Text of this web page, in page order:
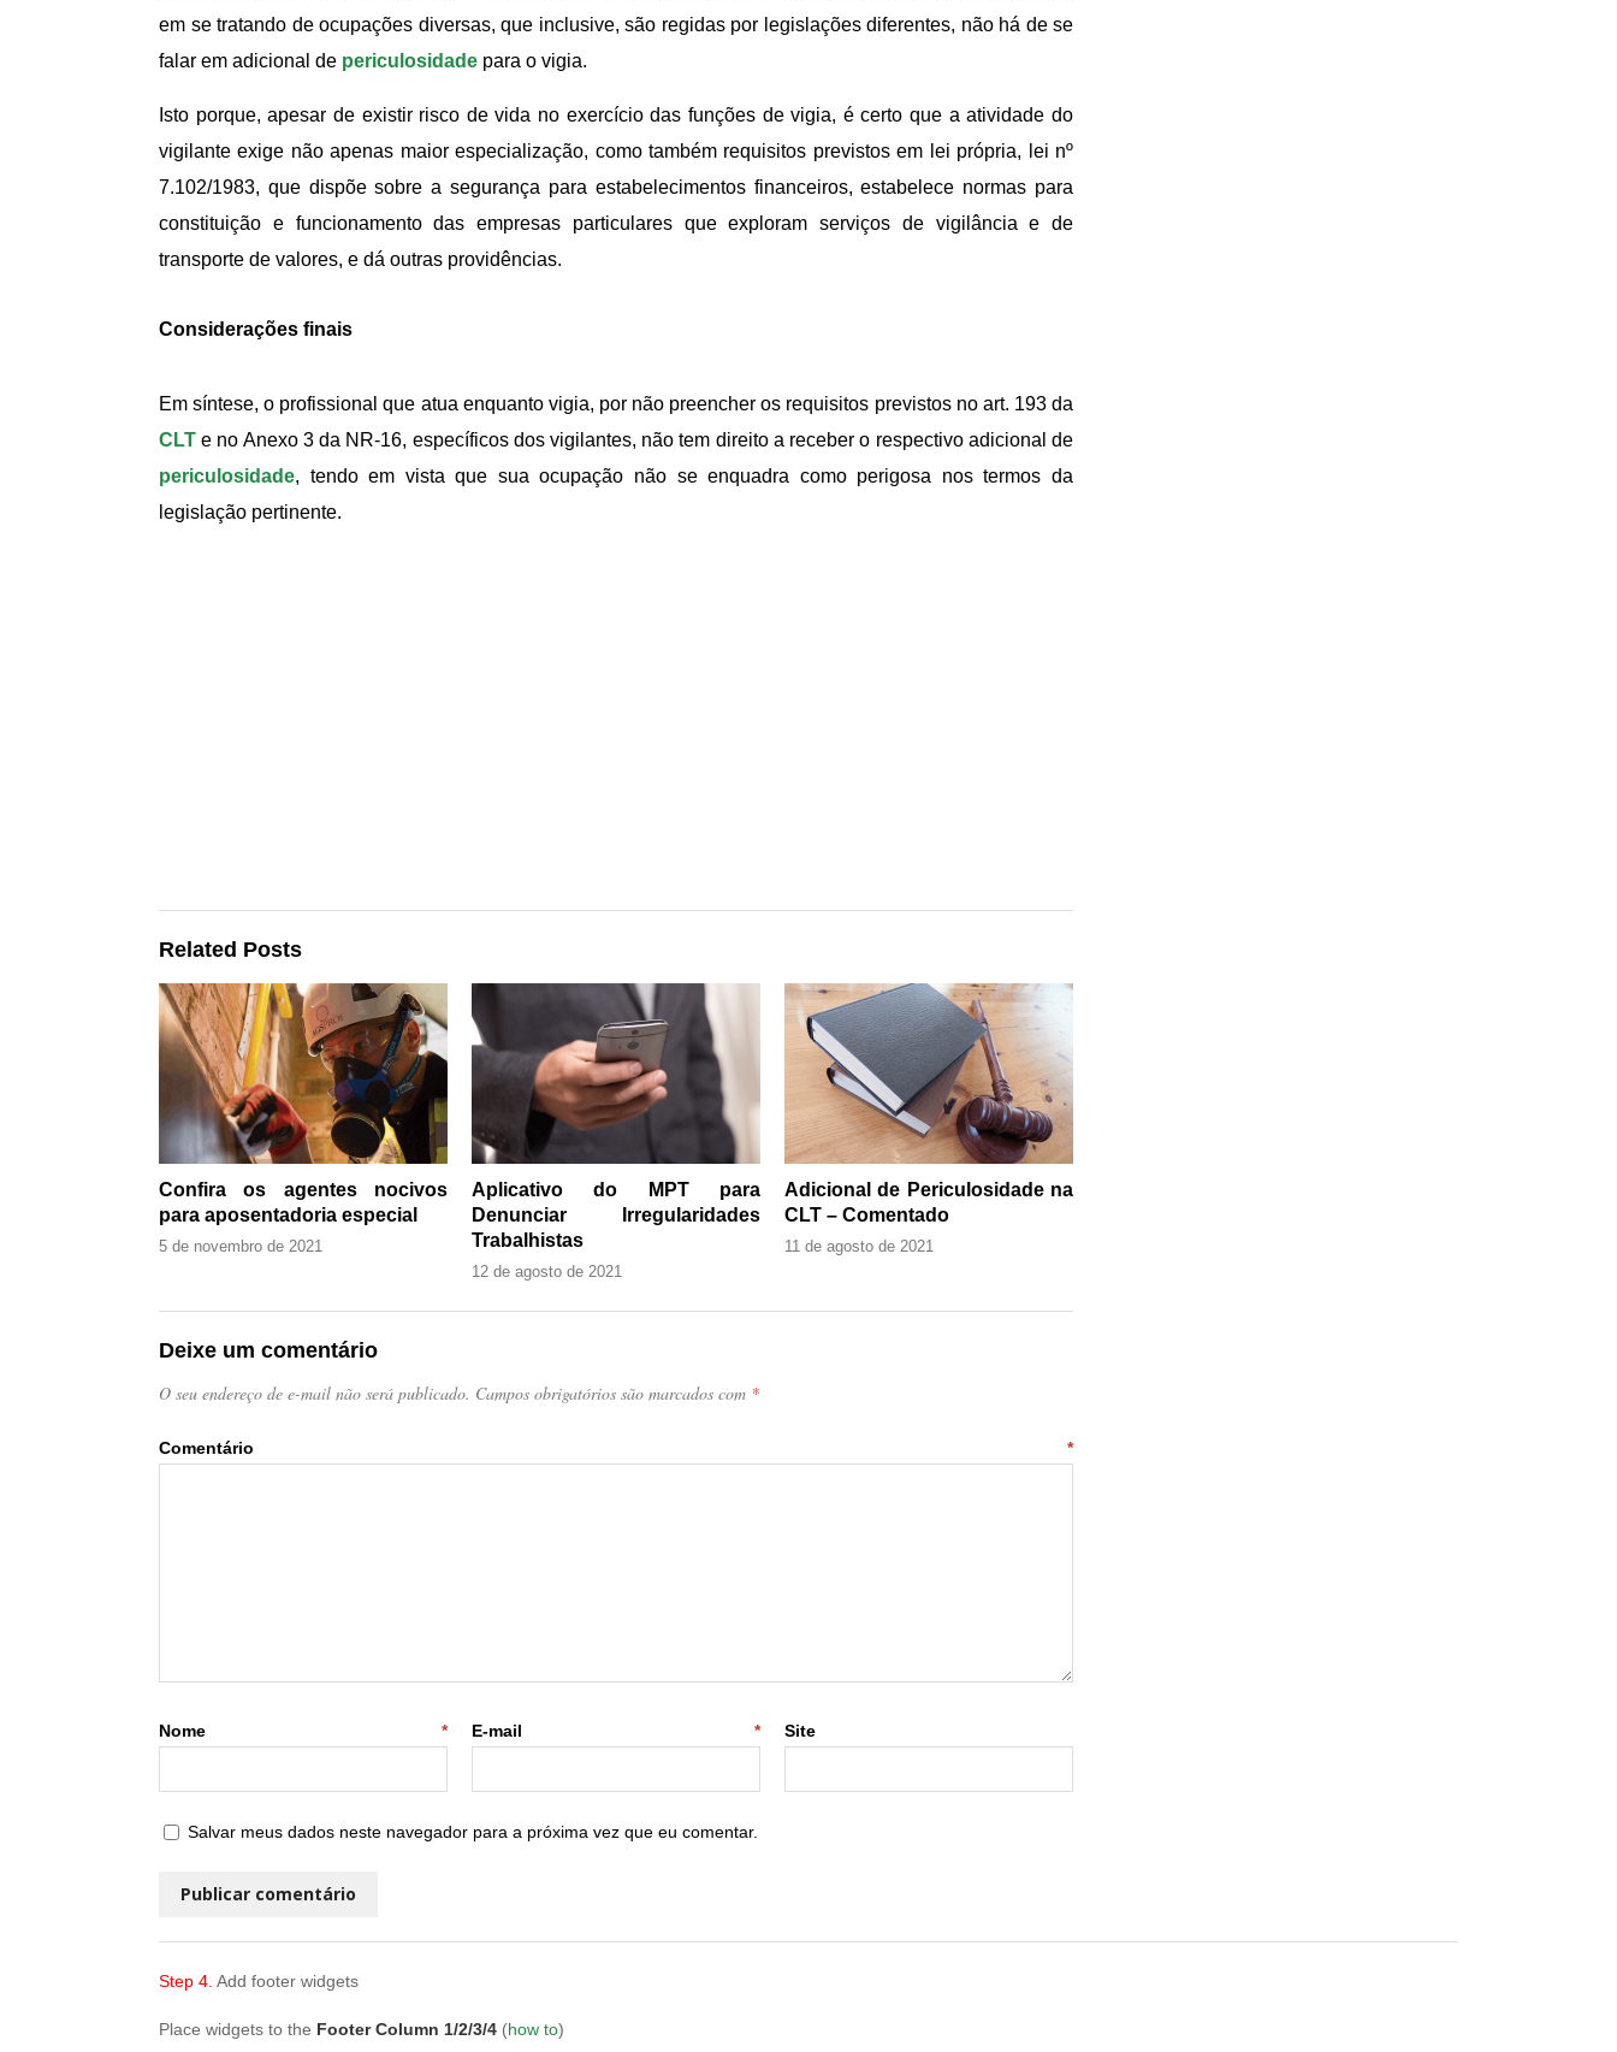
em se tratando de ocupações diversas, que inclusive, são regidas por legislações diferentes, não há de se
falar em adicional de periculosidade para o vigia.
Isto porque, apesar de existir risco de vida no exercício das funções de vigia, é certo que a atividade do
vigilante exige não apenas maior especialização, como também requisitos previstos em lei própria, lei nº
7.102/1983, que dispõe sobre a segurança para estabelecimentos financeiros, estabelece normas para
constituição e funcionamento das empresas particulares que exploram serviços de vigilância e de
transporte de valores, e dá outras providências.
Considerações finais
Em síntese, o profissional que atua enquanto vigia, por não preencher os requisitos previstos no art. 193 da
CLT e no Anexo 3 da NR-16, específicos dos vigilantes, não tem direito a receber o respectivo adicional de
periculosidade, tendo em vista que sua ocupação não se enquadra como perigosa nos termos da
legislação pertinente.
Related Posts
Confira os agentes nocivos
para aposentadoria especial
5 de novembro de 2021
Aplicativo do MPT para
Denunciar Irregularidades
Trabalhistas
12 de agosto de 2021
Adicional de Periculosidade na
CLT – Comentado
11 de agosto de 2021
Deixe um comentário
O seu endereço de e-mail não será publicado. Campos obrigatórios são marcados com *
Comentário *
Nome * E-mail * Site
Salvar meus dados neste navegador para a próxima vez que eu comentar.
Step 4. Add footer widgets
Place widgets to the Footer Column 1/2/3/4 (how to)